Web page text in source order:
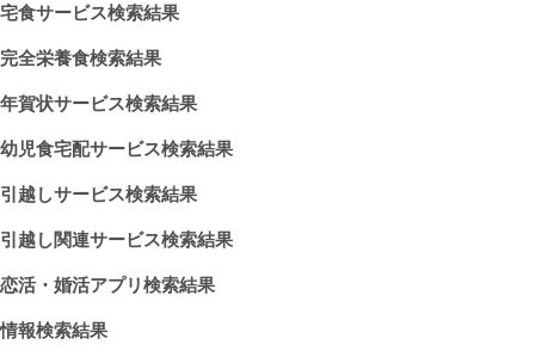
宅食サービス検索結果
完全栄養食検索結果
年賀状サービス検索結果
幼児食宅配サービス検索結果
引越しサービス検索結果
引越し関連サービス検索結果
恋活・婚活アプリ検索結果
情報検索結果